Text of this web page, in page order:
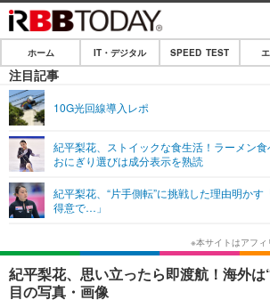
ホーム
IT・デジタル
ネタ
ショッピング
SPEED TEST
エンタメ
エンタメTOP
音楽
ライフ
ライフTOP
ペット
リリース一覧
プッシュ通知の停止方法
ホーム IT・デジタル SPEED TEST
注目記事
10G光回線導入レポ
紀平梨花、ストイックな食生活！ラーメン
おにぎり選びは成分表示を熟読
紀平梨花、“片手側転”に挑戦した理由明かす
得意で…」
紀平梨花、思い立ったら即渡航！海外
目の写真・画像